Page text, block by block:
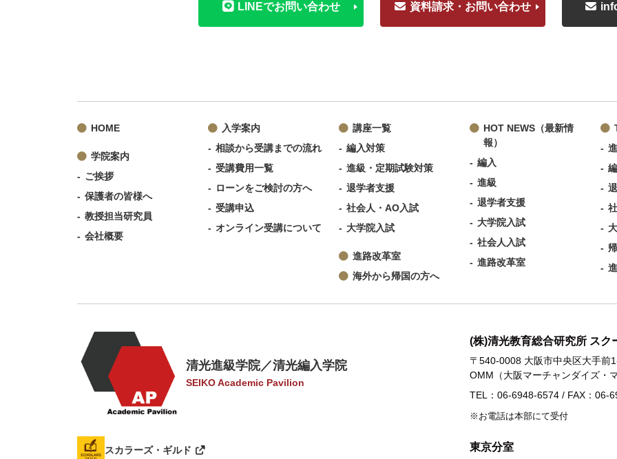
LINEでお問い合わせ 資料請求・お問い合わせ
HOME
学院案内
ご挨拶
保護者の皆様へ
教授担当研究員
会社概要
入学案内
相談から受講までの流れ
受講費用一覧
ローンをご検討の方へ
受講申込
オンライン受講について
講座一覧
編入対策
進級・定期試験対策
退学者支援
社会人・AO入試
大学院入試
進路改革室
海外から帰国の方へ
HOT NEWS（最新情
報）
編入
進級
退学者支援
大学院入試
社会人入試
進路改革室
清光進級学院／清光編入学院
SEIKO Academic Pavilion
スカラーズ・ギルド
(株)清光教育総合研究所 スク
〒540-0008 大阪市中央区大手前
OMM（大阪マーチャンダイズ・
TEL：06-6948-6574 / FAX：06-
※お電話は本部にて受付
東京分室